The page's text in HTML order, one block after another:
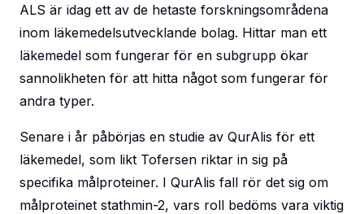
ALS är idag ett av de hetaste forskningsområdena
inom läkemedelsutvecklande bolag. Hittar man ett
läkemedel som fungerar för en subgrupp ökar
sannolikheten för att hitta något som fungerar för
andra typer.
Senare i år påbörjas en studie av QurAlis för ett
läkemedel, som likt Tofersen riktar in sig på
specifika målproteiner. I QurAlis fall rör det sig om
målproteinet stathmin-2, vars roll bedöms vara viktig